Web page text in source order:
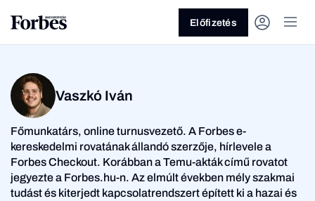
Vagy fedezze fel
Előfizetés
Vaszkó Iván
Főmunkatárs, online turnusvezető. A Forbes e-
kereskedelmi rovatának állandó szerzője, hírlevele a
Forbes Checkout. Korábban a Temu-akták című rovatot
jegyezte a Forbes.hu-n. Az elmúlt években mély szakmai
tudást és kiterjedt kapcsolatrendszert épített ki a hazai és